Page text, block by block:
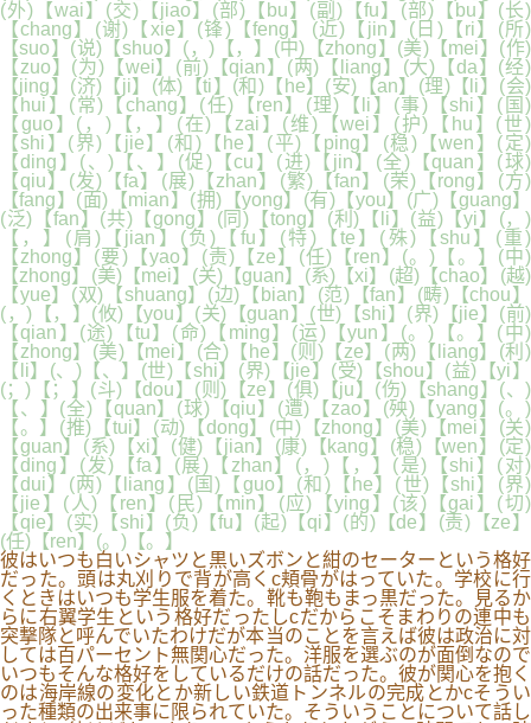
(外)【wai】(交)【jiao】(部)【bu】(副)【fu】(部)【bu】(长)
【chang】(谢)【xie】(锋)【feng】(近)【jin】(日)【ri】(所)
【suo】(说)【shuo】(，)【，】(中)【zhong】(美)【mei】(作)
【zuo】(为)【wei】(前)【qian】(两)【liang】(大)【da】(经)
【jing】(济)【ji】(体)【ti】(和)【he】(安)【an】(理)【li】(会)
【hui】(常)【chang】(任)【ren】(理)【li】(事)【shi】(国)
【guo】(，)【，】(在)【zai】(维)【wei】(护)【hu】(世)
【shi】(界)【jie】(和)【he】(平)【ping】(稳)【wen】(定)
【ding】(、)【、】(促)【cu】(进)【jin】(全)【quan】(球)
【qiu】(发)【fa】(展)【zhan】(繁)【fan】(荣)【rong】(方)
【fang】(面)【mian】(拥)【yong】(有)【you】(广)【guang】
(泛)【fan】(共)【gong】(同)【tong】(利)【li】(益)【yi】(，)
【，】(肩)【jian】(负)【fu】(特)【te】(殊)【shu】(重)
【zhong】(要)【yao】(责)【ze】(任)【ren】(。)【。】(中)
【zhong】(美)【mei】(关)【guan】(系)【xi】(超)【chao】(越)
【yue】(双)【shuang】(边)【bian】(范)【fan】(畴)【chou】
(，)【，】(攸)【you】(关)【guan】(世)【shi】(界)【jie】(前)
【qian】(途)【tu】(命)【ming】(运)【yun】(。)【。】(中)
【zhong】(美)【mei】(合)【he】(则)【ze】(两)【liang】(利)
【li】(、)【、】(世)【shi】(界)【jie】(受)【shou】(益)【yi】
(；)【；】(斗)【dou】(则)【ze】(俱)【ju】(伤)【shang】(、)
【、】(全)【quan】(球)【qiu】(遭)【zao】(殃)【yang】(。)
【。】(推)【tui】(动)【dong】(中)【zhong】(美)【mei】(关)
【guan】(系)【xi】(健)【jian】(康)【kang】(稳)【wen】(定)
【ding】(发)【fa】(展)【zhan】(，)【，】(是)【shi】(对)
【dui】(两)【liang】(国)【guo】(和)【he】(世)【shi】(界)
【jie】(人)【ren】(民)【min】(应)【ying】(该)【gai】(切)
【qie】(实)【shi】(负)【fu】(起)【qi】(的)【de】(责)【ze】
(任)【ren】(。)【。】
彼はいつも白いシャツと黒いズボンと紺のセーターという格好
だった。頭は丸刈りで背が高くc頬骨がはっていた。学校に行
くときはいつも学生服を着た。靴も鞄もまっ黒だった。見るか
らに右翼学生という格好だったしcだからこそまわりの連中も
突撃隊と呼んでいたわけだが本当のことを言えば彼は政治に対
しては百パーセント無関心だった。洋服を選ぶのが面倒なので
いつもそんな格好をしているだけの話だった。彼が関心を抱く
のは海岸線の変化とか新しい鉄道トンネルの完成とかcそうい
った種類の出来事に限られていた。そういうことについて話し